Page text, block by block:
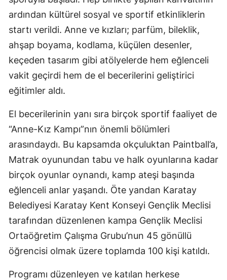
Gümüşhane
Hakkari
Hatay
Isparta
İstanbul
İzmir
Kars
Kastamonu
Kayseri
Kırklareli
Kırşehir
Kocaeli
ardından kültürel sosyal ve sportif etkinliklerin
startı verildi. Anne ve kızları; parfüm, bileklik,
ahşap boyama, kodlama, küçülen desenler,
keçeden tasarım gibi atölyelerde hem eğlenceli
vakit geçirdi hem de el becerilerini geliştirici
eğitimler aldı.
El becerilerinin yanı sıra birçok sportif faaliyet de
“Anne-Kız Kampı”nın önemli bölümleri
arasındaydı. Bu kapsamda okçuluktan Paintball’a,
Matrak oyunundan tabu ve halk oyunlarına kadar
birçok oyunlar oynandı, kamp ateşi başında
eğlenceli anlar yaşandı. Öte yandan Karatay
Belediyesi Karatay Kent Konseyi Gençlik Meclisi
tarafından düzenlenen kampa Gençlik Meclisi
Ortaöğretim Çalışma Grubu’nun 45 gönüllü
öğrencisi olmak üzere toplamda 100 kişi katıldı.
Programı düzenleyen ve katılan herkese